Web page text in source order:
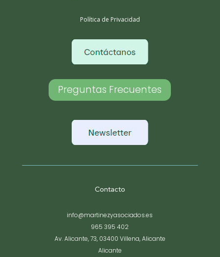
Política de Privacidad
Preguntas Frecuentes
Contacto
info@martinezyasociados.es
965 395 402
Av. Alicante, 73, 03400 Villena, Alicante
Alicante